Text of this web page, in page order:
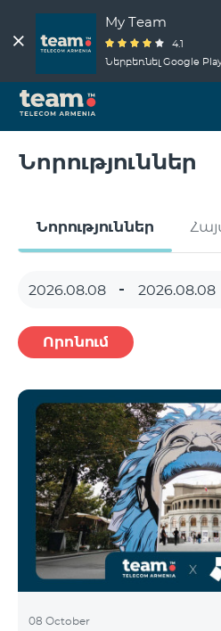
My Team
4.1
Ներբեռնել Google
Նորություններ
Նորություններ
Որոնում
08 October